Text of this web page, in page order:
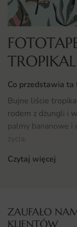
Co przedstawia
Bujne liście
rodem z dżungli i
palmy bananowe i
życia.
Motyw świetnie
Gdzie sprawdzi
Czytaj więcej
ZAUFAŁO
KLIENTÓW